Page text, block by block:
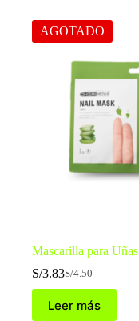
AGOTADO
Mascarilla para Uñas
S/4.50
El
original
S/3.83El
actual
Leer más